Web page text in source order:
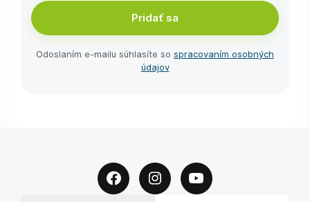
Pridať sa
Odoslaním e-⁠mailu súhlasíte so spracovaním osobných
údajov